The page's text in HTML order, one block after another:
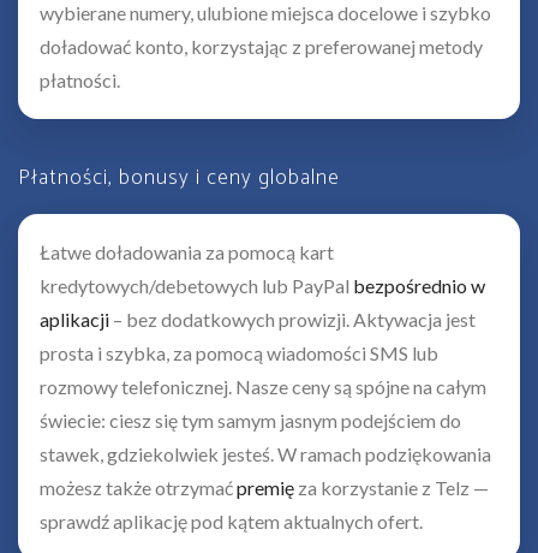
wybierane numery, ulubione miejsca docelowe i szybko
doładować konto, korzystając z preferowanej metody
płatności.
Płatności, bonusy i ceny globalne
Łatwe doładowania za pomocą kart
kredytowych/debetowych lub PayPal bezpośrednio w
aplikacji – bez dodatkowych prowizji. Aktywacja jest
prosta i szybka, za pomocą wiadomości SMS lub
rozmowy telefonicznej. Nasze ceny są spójne na całym
świecie: ciesz się tym samym jasnym podejściem do
stawek, gdziekolwiek jesteś. W ramach podziękowania
możesz także otrzymaćpremię za korzystanie z Telz —
sprawdź aplikację pod kątem aktualnych ofert.